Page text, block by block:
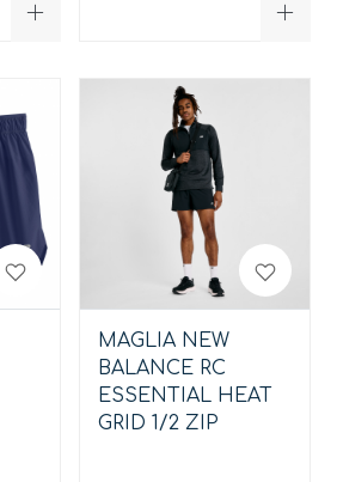
MAGLIA NEW
BALANCE RC
ESSENTIAL HEAT
GRID 1/2 ZIP